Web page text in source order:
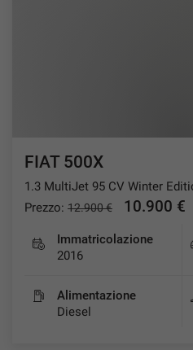
FIAT 500X
1.3 MultiJet 95 CV Winter
Prezzo: 12.900 € 10.900 €
Immatricolazione
2016
Alimentazione
Diesel